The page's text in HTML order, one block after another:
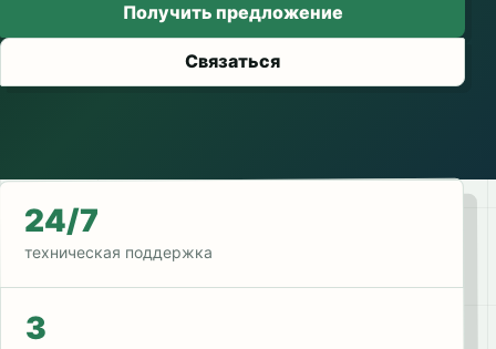
Получить предложение
Связаться
24/7
техническая поддержка
3